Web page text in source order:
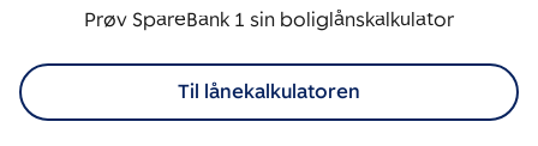
Prøv SpareBank 1 sin boliglånskalkulator
Til lånekalkulatoren